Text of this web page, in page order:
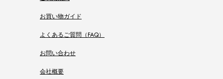
お買い物ガイド
よくあるご質問（FAQ）
お問い合わせ
会社概要